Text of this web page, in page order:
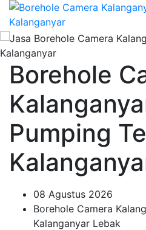
Borehole
Pumping
08 Agustus 2026
Borehole Camera
Kalanganyar Lebak